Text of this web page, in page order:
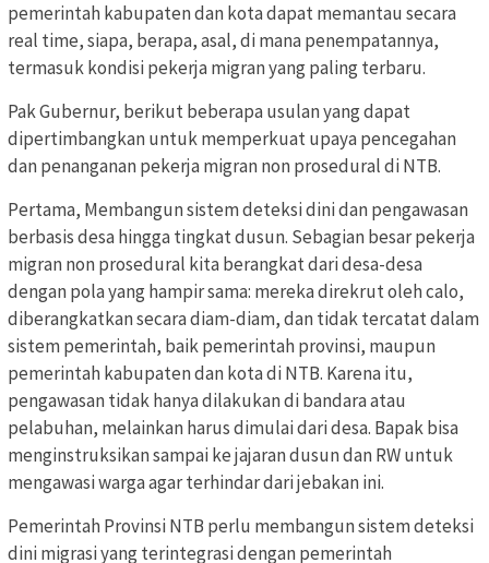
pemerintah kabupaten dan kota dapat memantau secara
real time, siapa, berapa, asal, di mana penempatannya,
termasuk kondisi pekerja migran yang paling terbaru.
Pak Gubernur, berikut beberapa usulan yang dapat
dipertimbangkan untuk memperkuat upaya pencegahan
dan penanganan pekerja migran non prosedural di NTB.
Pertama, Membangun sistem deteksi dini dan pengawasan
berbasis desa hingga tingkat dusun. Sebagian besar pekerja
migran non prosedural kita berangkat dari desa-desa
dengan pola yang hampir sama: mereka direkrut oleh calo,
diberangkatkan secara diam-diam, dan tidak tercatat dalam
sistem pemerintah, baik pemerintah provinsi, maupun
pemerintah kabupaten dan kota di NTB. Karena itu,
pengawasan tidak hanya dilakukan di bandara atau
pelabuhan, melainkan harus dimulai dari desa. Bapak bisa
menginstruksikan sampai ke jajaran dusun dan RW untuk
mengawasi warga agar terhindar dari jebakan ini.
Pemerintah Provinsi NTB perlu membangun sistem deteksi
dini migrasi yang terintegrasi dengan pemerintah